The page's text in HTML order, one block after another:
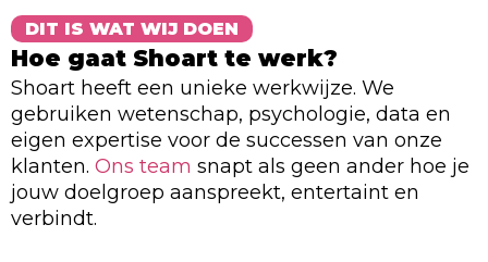
DIT IS WAT WIJ DOEN
Hoe gaat Shoart te werk?
Shoart heeft een unieke werkwijze. We
gebruiken wetenschap, psychologie, data en
eigen expertise voor de successen van onze
klanten. Ons team snapt als geen ander hoe je
jouw doelgroep aanspreekt, entertaint en
verbindt.